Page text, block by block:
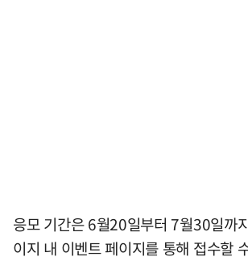
응모 기간은 6월20일부터 7월30일까
이지 내 이벤트 페이지를 통해 접수할